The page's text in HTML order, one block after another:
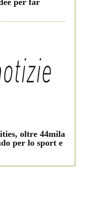
per far
oltre 44mila
per lo sport e